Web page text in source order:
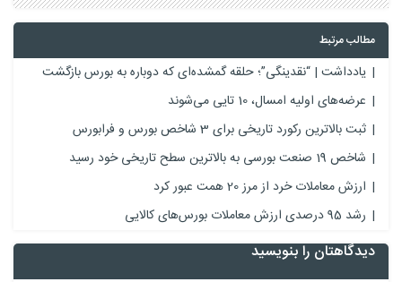
مطالب مرتبط
یادداشت | “نقدینگی”؛ حلقه گمشده‌ای که دوباره به بورس بازگشت
عرضه‌های اولیه امسال، 10 تایی می‌شوند
ثبت بالاترین رکورد تاریخی برای 3 شاخص بورس و فرابورس
شاخص 19 صنعت بورسی به بالاترین سطح تاریخی خود رسید
ارزش معاملات خرد از مرز 20 همت عبور کرد
رشد 95 درصدی ارزش معاملات بورس‌های کالایی
دیدگاهتان را بنویسید